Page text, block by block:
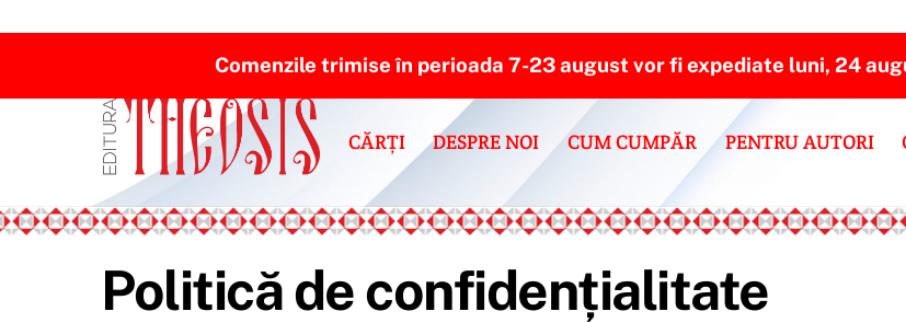
Comenzile trimise în perioada 7-23 august vor fi expediate luni, 24
CĂRȚI DESPRE NOI CUM CUMPĂR PENTRU AUTORI
Politică de confidențialitate